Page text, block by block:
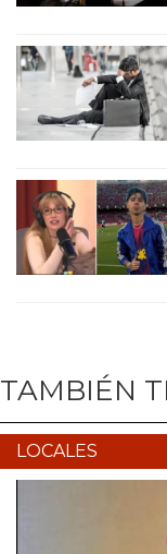
TAMBIÉN
LOCALES